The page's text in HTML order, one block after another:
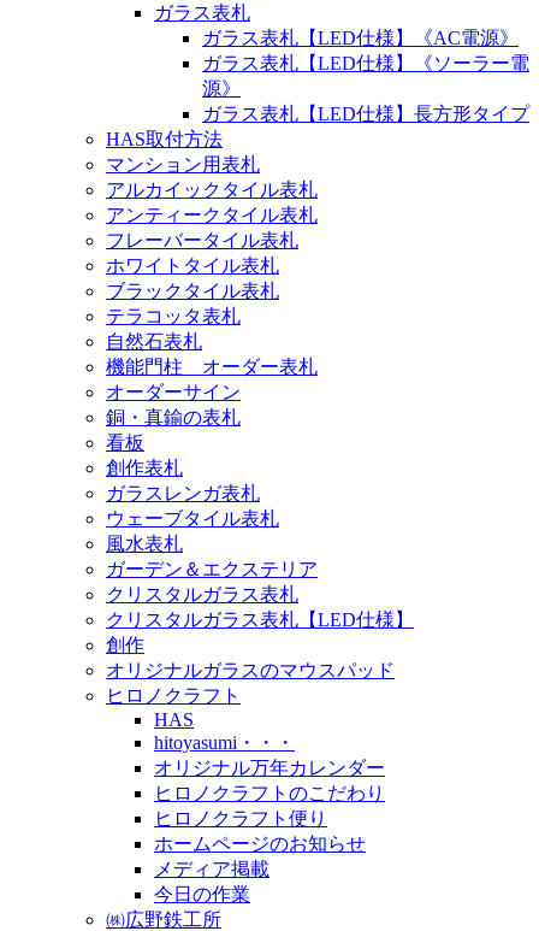
ガラス表札
ガラス表札【LED仕様】《AC電源》
ガラス表札【LED仕様】《ソーラー電
源》
ガラス表札【LED仕様】長方形タイプ
HAS取付方法
マンション用表札
アルカイックタイル表札
アンティークタイル表札
フレーバータイル表札
ホワイトタイル表札
ブラックタイル表札
テラコッタ表札
自然石表札
機能門柱 オーダー表札
オーダーサイン
銅・真鍮の表札
看板
創作表札
ガラスレンガ表札
ウェーブタイル表札
風水表札
ガーデン＆エクステリア
クリスタルガラス表札
クリスタルガラス表札【LED仕様】
創作
オリジナルガラスのマウスパッド
ヒロノクラフト
HAS
hitoyasumi・・・
オリジナル万年カレンダー
ヒロノクラフトのこだわり
ヒロノクラフト便り
ホームページのお知らせ
メディア掲載
今日の作業
㈱広野鉄工所